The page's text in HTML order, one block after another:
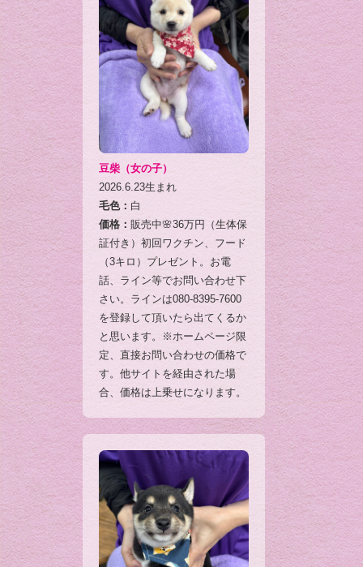
豆柴（女の子）
2026.6.23生まれ
毛色： 白
価格： 販売中🌸36万円（生体保
証付き）初回ワクチン、フード
（3キロ）プレゼント。お電
話、ライン等でお問い合わせ下
さい。ラインは080-8395-7600
を登録して頂いたら出てくるか
と思います。※ホームページ限
定、直接お問い合わせの価格で
す。他サイトを経由された場
合、価格は上乗せになります。